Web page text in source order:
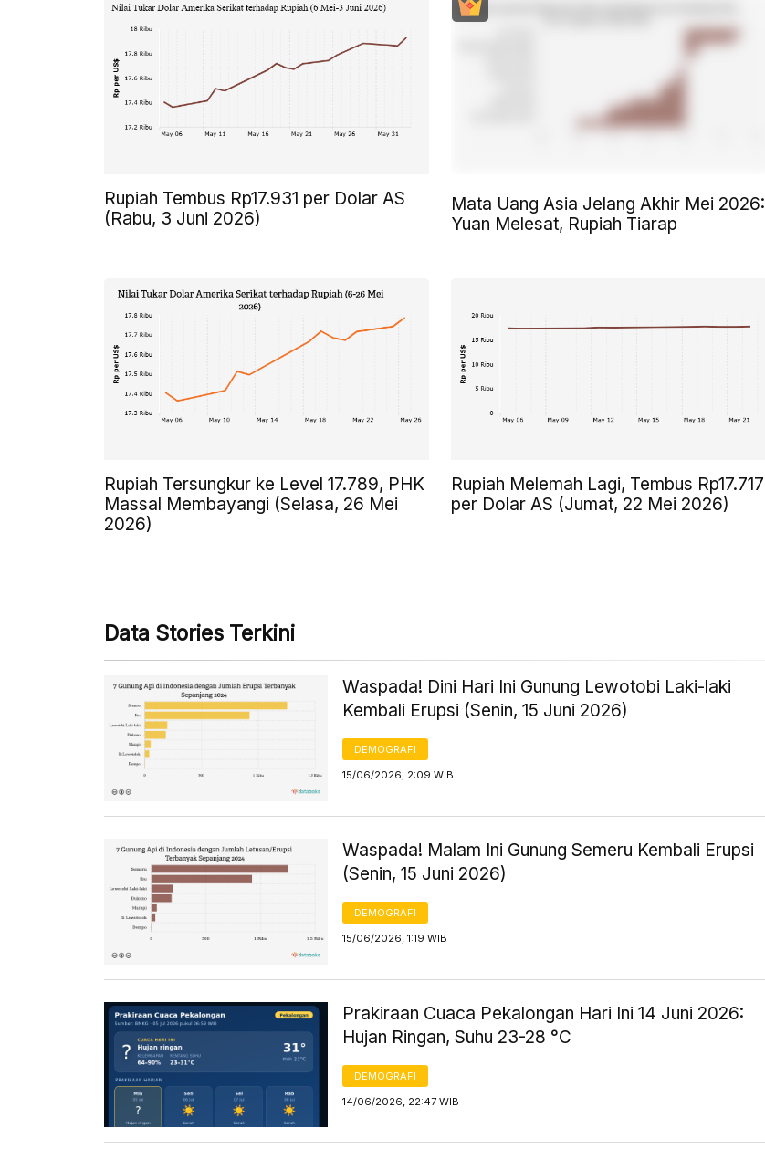
Rupiah Tembus Rp17.931 per Dolar AS
(Rabu, 3 Juni 2026)
Mata Uang Asia Jelang Akhir Mei 2026:
Yuan Melesat, Rupiah Tiarap
Rupiah Tersungkur ke Level 17.789, PHK
Massal Membayangi (Selasa, 26 Mei
2026)
Rupiah Melemah Lagi, Tembus Rp17.717
per Dolar AS (Jumat, 22 Mei 2026)
Data Stories Terkini
Waspada! Dini Hari Ini Gunung Lewotobi Laki-laki
Kembali Erupsi (Senin, 15 Juni 2026)
DEMOGRAFI
15/06/2026, 2:09 WIB
Waspada! Malam Ini Gunung Semeru Kembali Erupsi
(Senin, 15 Juni 2026)
DEMOGRAFI
15/06/2026, 1:19 WIB
Prakiraan Cuaca Pekalongan Hari Ini 14 Juni 2026:
Hujan Ringan, Suhu 23-28 °C
DEMOGRAFI
14/06/2026, 22:47 WIB